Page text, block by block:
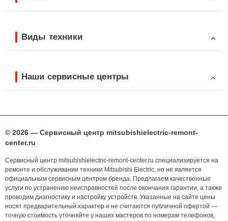
Виды техники
Наши сервисные центры
© 2026 — Сервисный центр mitsubishielectric-remont-
center.ru
Сервисный центр mitsubishielectric-remont-center.ru специализируется на
ремонте и обслуживании техники Mitsubishi Electric, но не является
официальным сервисным центром бренда. Предлагаем качественные
услуги по устранению неисправностей после окончания гарантии, а также
проводим диагностику и настройку устройств. Указанные на сайте цены
носят предварительный характер и не считаются публичной офертой —
точную стоимость уточняйте у наших мастеров по номерам телефонов,